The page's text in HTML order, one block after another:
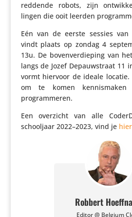
red­dende robots, zijn
lingen die ooit leerden
Eén van de eerste sessies van
vindt plaats op zondag 4
13u. De boven­ver­die­ping van
langs de Jozef Depauw­straat 11
vormt hiervoor de ideale
om te komen
programmeren.
Een overzicht van alle
school­jaar 2022–2023, vind je hier
Robbert
Editor @ Belgium